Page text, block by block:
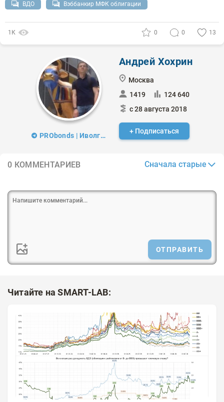
ВДО Вэббанкир МФК облигации
1К 0 0 13
PRObonds | Иволга Капитал
Андрей Хохрин
Москва
1419
124 640
с 28 августа 2018
+ Подписаться
0 КОММЕНТАРИЕВ Сначала старые
ОТПРАВИТЬ
Читайте на SMART-LAB: